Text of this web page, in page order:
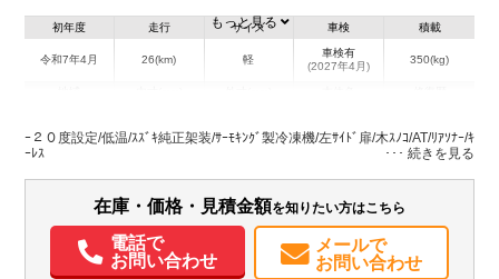
初年度
令和7年4月
走行
26(km)
サイズ
軽
車検
車検有
(2027年4月)
積載
350(kg)
香川県
W:125
H:104
W:147
H:196
無
装備情報
取扱説明書（一部含む）
メンテナンスノート（保証書）
もっと見る
ｰ２０度設定/低温/ｽｽﾞｷ純正架装/ｻｰﾓｷﾝｸﾞ製冷凍機/左ｻｲﾄﾞ扉/木ｽﾉｺ/AT/ﾘｱｿﾅｰ/ｷ
ｰﾚｽ
在庫・価格・見積金額を知りたい方はこちら
電話で
お問い合わせ
メールで
お問い合わせ